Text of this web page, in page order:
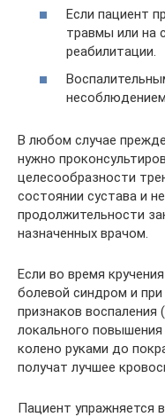
Если пациент
травмы или на
реабилитации.
В любом случае
нужно
целесообразности
состоянии сустава и
продолжительности
назначенных врачом.
Если во время
болевой синдром и
признаков воспаления
локального
колено руками до
получат лучшее
Пациент упражняется